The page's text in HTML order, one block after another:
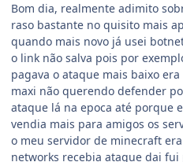
Bom dia, realmente adimito
raso bastante no quisito mais
quando mais novo já usei
o link não salva pois por
pagava o ataque mais baixo
maxi não querendo defender
ataque lá na epoca até porque
vendia mais para amigos os
o meu servidor de minecraft
networks recebia ataque dai